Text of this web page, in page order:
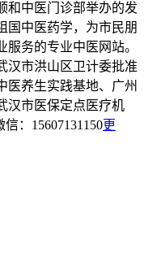
和中医门诊部举办的发
国中医药学，为市民朋
务的专业中医网站。
汉市洪山区卫计委批准
医养生实践基地、广州
汉市医保定点医疗机
：15607131150更